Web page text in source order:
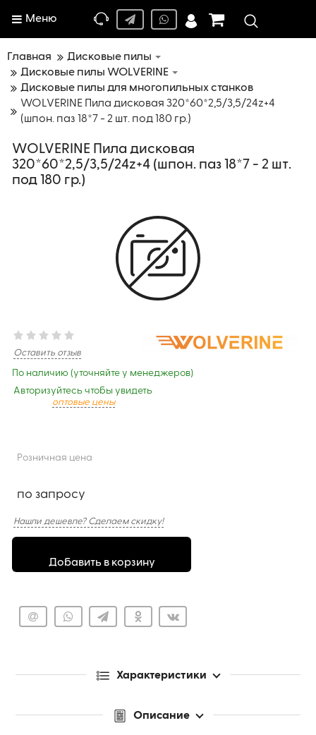
Меню
Главная
Дисковые пилы
Дисковые пилы WOLVERINE
Дисковые пилы для многопильных станков
WOLVERINE Пила дисковая 320*60*2,5/3,5/24z+4
(шпон. паз 18*7 - 2 шт. под 180 гр.)
WOLVERINE Пила дисковая
320*60*2,5/3,5/24z+4 (шпон. паз 18*7 - 2 шт.
под 180 гр.)
Оставить отзыв
По наличию (уточняйте у менеджеров)
Авторизуйтесь чтобы увидеть
оптовые цены
Розничная цена
по запросу
Нашли дешевле? Сделаем скидку!
Добавить в корзину
Характеристики
Описание